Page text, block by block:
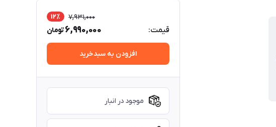
قیمت:
7,931,000 12٪
6,990,000تومان
افزودن به سبدخرید
موجود در انبار